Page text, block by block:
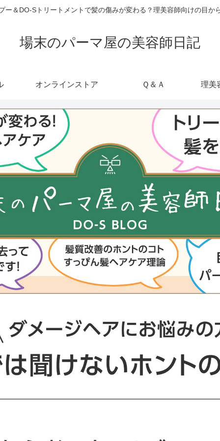
ー＆DO-Sトリートメントで髪の傷みが変わる？理美容師向けの目か
場末のパーマ屋の美容師日記
オンラインストア Ｑ＆Ａ 理美